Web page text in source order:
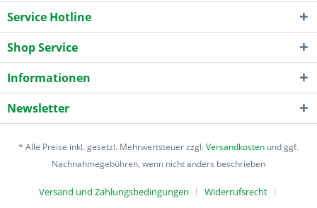
Service Hotline
Shop Service
Informationen
Newsletter
* Alle Preise inkl. gesetzl. Mehrwertsteuer zzgl.Versandkosten und ggf.
Nachnahmegebühren, wenn nicht anders beschrieben
Versand und Zahlungsbedingungen Widerrufsrecht